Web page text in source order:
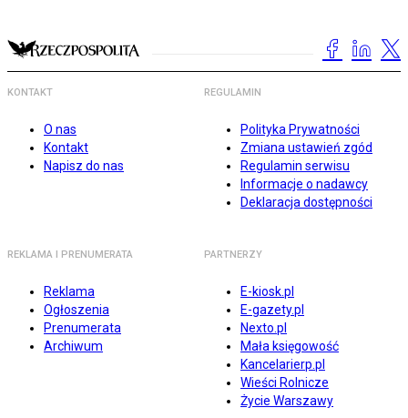
KONTAKT
O nas
Kontakt
Napisz do nas
REGULAMIN
Polityka Prywatności
Zmiana ustawień zgód
Regulamin serwisu
Informacje o nadawcy
Deklaracja dostępności
REKLAMA I PRENUMERATA
Reklama
Ogłoszenia
Prenumerata
Archiwum
PARTNERZY
E-kiosk.pl
E-gazety.pl
Nexto.pl
Mała księgowość
Kancelarierp.pl
Wieści Rolnicze
Życie Warszawy